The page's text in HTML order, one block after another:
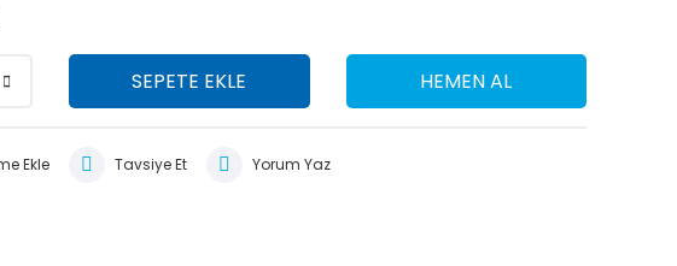
SEPETE EKLE HEMEN AL
Tavsiye Et Yorum Yaz